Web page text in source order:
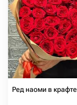
Ред наоми в крафте